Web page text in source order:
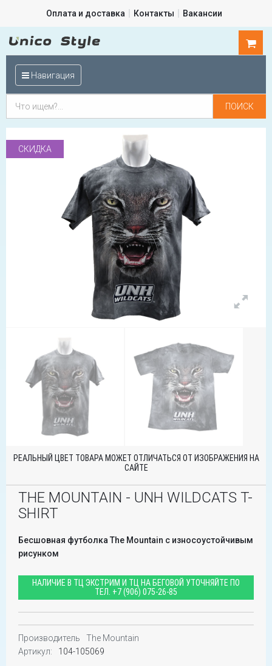
Оплата и доставка Контакты Вакансии
Навигация
СКИДКА
РЕАЛЬНЫЙ ЦВЕТ ТОВАРА МОЖЕТ ОТЛИЧАТЬСЯ ОТ ИЗОБРАЖЕНИЯ НА
САЙТЕ
THE MOUNTAIN - UNH WILDCATS T-
SHIRT
Бесшовная футболка The Mountain с износоустойчивым
рисунком
НАЛИЧИЕ В ТЦ ЭКСТРИМ И ТЦ НА БЕГОВОЙ УТОЧНЯЙТЕ ПО
ТЕЛ. +7 (906) 075-26-85
Производитель
The Mountain
Артикул:
104-105069